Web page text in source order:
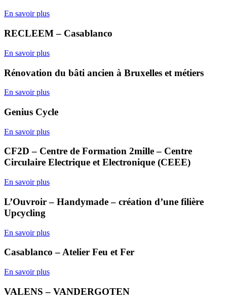
En savoir plus
RECLEEM – Casablanco
En savoir plus
Rénovation du bâti ancien à Bruxelles et métiers
En savoir plus
Genius Cycle
En savoir plus
CF2D – Centre de Formation 2mille – Centre
Circulaire Electrique et Electronique (CEEE)
En savoir plus
L’Ouvroir – Handymade – création d’une filière
Upcycling
En savoir plus
Casablanco – Atelier Feu et Fer
En savoir plus
VALENS – VANDERGOTEN